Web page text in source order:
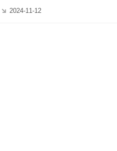
2024-11-12